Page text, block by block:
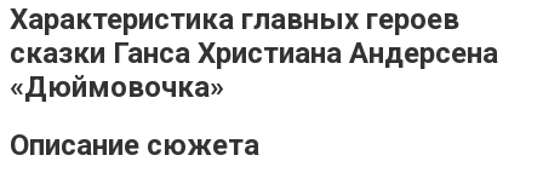
Характеристика главных героев
сказки Ганса Христиана Андерсена
«Дюймовочка»
Описание сюжета